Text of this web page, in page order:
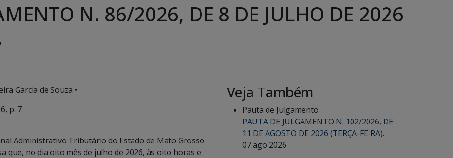
N. 86/2026, DE 8 DE JULHO DE 2026
Garcia de Souza •
p. 7
Administrativo Tributário do Estado de Mato Grosso
que, no dia oito mês de julho de 2026, às oito horas e
Veja Também
Pauta de Julgamento
PAUTA DE JULGAMENTO N. 102/2026, DE
11 DE AGOSTO DE 2026 (TERÇA-FEIRA).
07 ago 2026